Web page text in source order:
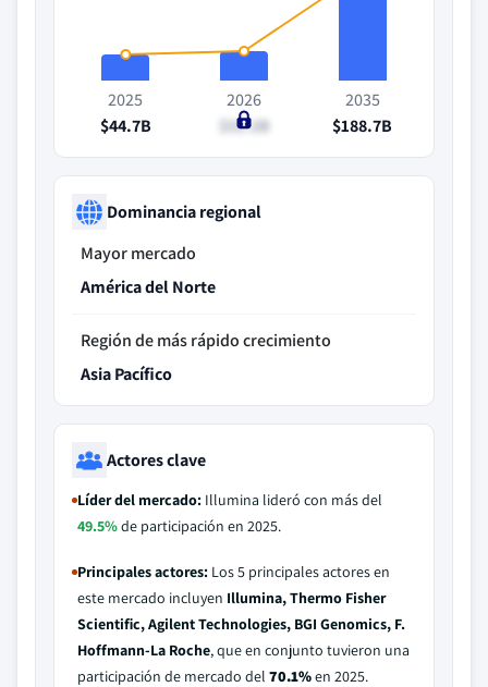
2025
$44.7B
2026
$51.2B
2035
$188.7B
Dominancia regional
Mayor mercado
América del Norte
Región de más rápido crecimiento
Asia Pacífico
Actores clave
Líder del mercado: Illumina lideró con más del
49.5%de participación en 2025.
Principales actores: Los 5 principales actores en
este mercado incluyen Illumina, Thermo Fisher
Scientific, Agilent Technologies, BGI Genomics, F.
Hoffmann-La Roche, que en conjunto tuvieron una
participación de mercado del 70.1%en 2025.